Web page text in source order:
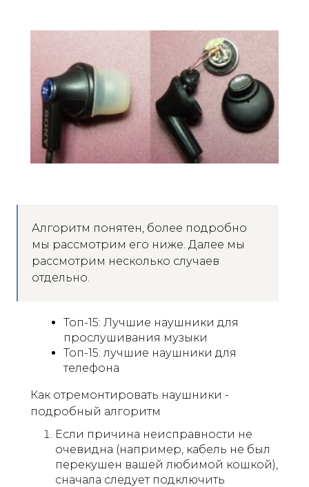
Алгоритм понятен, более подробно
мы рассмотрим его ниже. Далее мы
рассмотрим несколько случаев
отдельно.
Топ-15: Лучшие наушники для
прослушивания музыки
Топ-15: лучшие наушники для
телефона
Как отремонтировать наушники -
подробный алгоритм
Если причина неисправности не
очевидна (например, кабель не был
перекушен вашей любимой кошкой),
сначала следует подключить